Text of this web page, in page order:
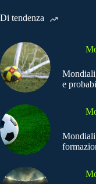
Di tendenza
e